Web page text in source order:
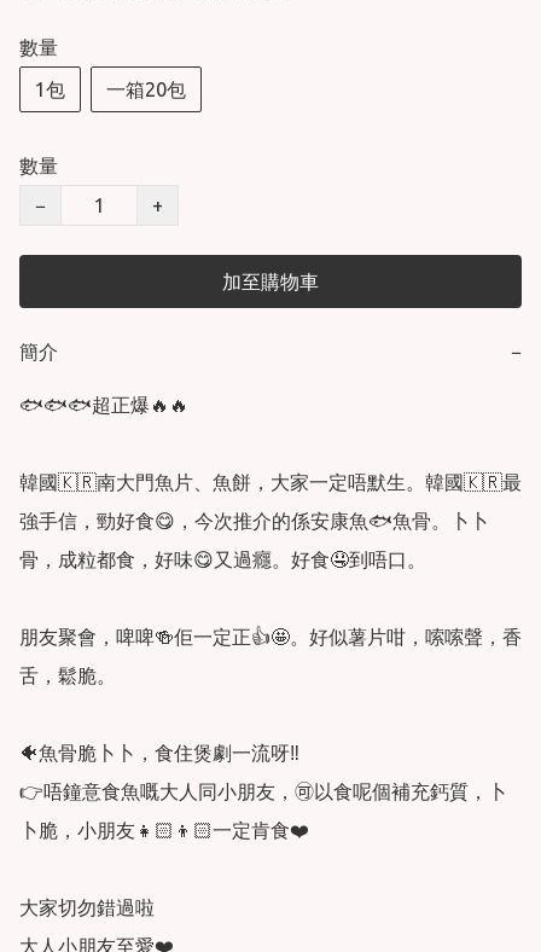
數量
1包
一箱20包
數量
−
+
加至購物車
簡介 −
🐟🐟🐟超正爆🔥🔥
韓國🇰🇷南大門魚片、魚餅，大家一定唔默生。韓國🇰🇷最
強手信，勁好食😋，今次推介的係安康魚🐟魚骨。卜卜
骨，成粒都食，好味😋又過癮。好食🤤到唔口。
朋友聚會，啤啤🍻佢一定正👍🤩。好似薯片咁，嗦嗦聲，香
舌，鬆脆。
🐠魚骨脆卜卜，食住煲劇一流呀‼️
👉唔鐘意食魚嘅大人同小朋友，🉑️以食呢個補充鈣質，卜
卜脆，小朋友👧🏻👦🏻一定肯食❤️
大家切勿錯過啦
大人小朋友至愛❤️